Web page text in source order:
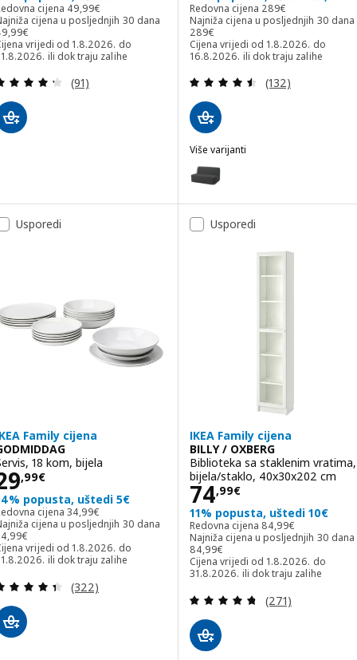
cijena 49,99€
Redovna cijena 49,99€
cijena u posljednjih 30 dana
,99€ cijena u posljednjih 30 dana 49,99€
vrijedi od 1.8.2026. do
ili dok traju zalihe
Revizija: 4.3 od 5 zvjezdica. Ukupno recenzija:
(91)
Redovna cijena 289€
Redovna cijena 289€
Najniža cijena u posljednjih 30 dana
289€
Najniža cijena u posljednjih 30
Cijena vrijedi od 1.8.2026. do
16.8.2026. ili dok traju zalihe
Revizija: 4.5
(132)
Više varijanti
LYCKSELE MURBO
Mogućnost: LYCKSELE
Mogućnost: LYCKSELE
Mogućnost: LYCKSELE
Usporedi
Family cijena
18 kom, bijela
,99€ 29,99€
popusta, uštedi 5€
cijena 34,99€
Redovna cijena 34,99€
cijena u posljednjih 30 dana
,99€ cijena u posljednjih 30 dana 34,99€
vrijedi od 1.8.2026. do
ili dok traju zalihe
Revizija: 4.4 od 5 zvjezdica. Ukupno recenzija:
(322)
Usporedi
IKEA Family cijena
BILLY / OXBERG
Biblioteka sa staklenim vratima,
bijela/staklo, 40x30x202 cm
74,99€
Cijena 74,99€
11% popusta, uštedi 10€
Redovna cijena 84,99€
Redovna cijena
Najniža cijena u posljednjih 30 dana
84,99€
Najniža cijena u posljednjih 30
Cijena vrijedi od 1.8.2026. do
31.8.2026. ili dok traju zalihe
Revizija: 4.7
(271)